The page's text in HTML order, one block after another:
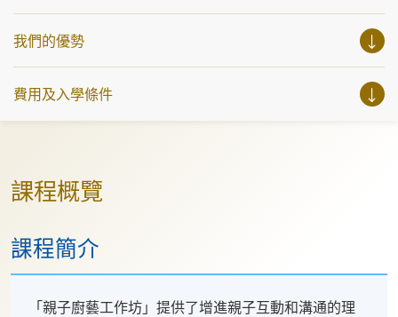
我們的優勢
費用及入學條件
課程概覽
課程簡介
「親子廚藝工作坊」提供了增進親子互動和溝通的理